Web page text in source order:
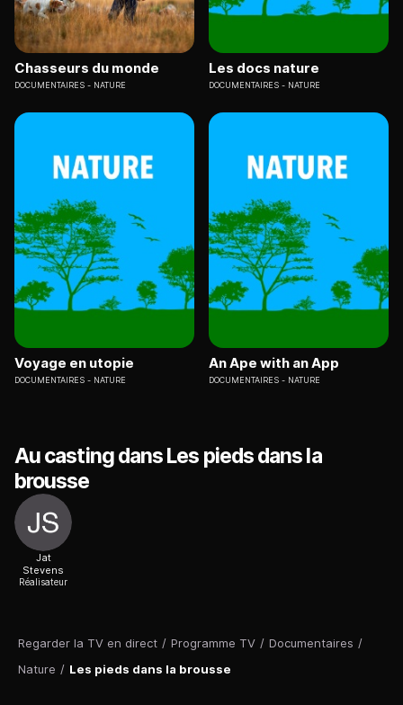
Regarder la TV en direct / Programme TV / Documentaires /
Nature / Les pieds dans la brousse
Chasseurs du monde
DOCUMENTAIRES NATURE
Les docs nature
DOCUMENTAIRES NATURE
Voyage en utopie
DOCUMENTAIRES NATURE
An Ape with an App
DOCUMENTAIRES NATURE
Au casting dans Les pieds dans la
brousse
Jat
Stevens
Réalisateur